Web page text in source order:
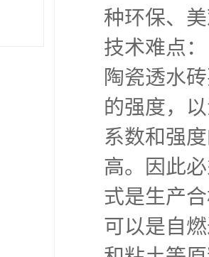
种环保、
技术难点：
陶瓷透水
的强度，
系数和强
高。因此
式是生产
可以是自